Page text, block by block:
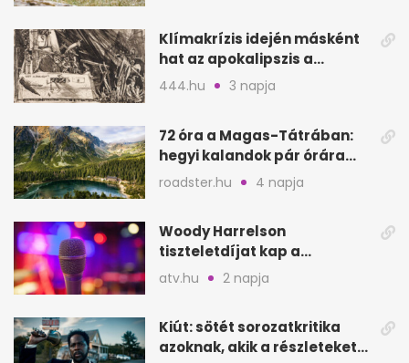
Klímakrízis idején másként
hat az apokalipszis a
Szépművészetiben
444.hu 3 napja
72 óra a Magas-Tátrában:
hegyi kalandok pár órára
Magyarországtól
roadster.hu 4 napja
Woody Harrelson
tiszteletdíjat kap a
Szarajevói Filmfesztiválon
atv.hu 2 napja
Kiút: sötét sorozatkritika
azoknak, akik a részleteket